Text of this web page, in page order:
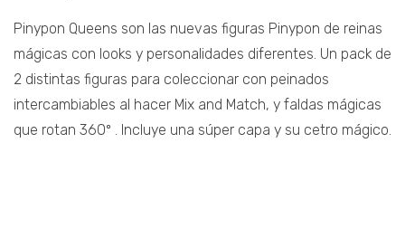
Pinypon Queens son las nuevas figuras Pinypon de reinas
mágicas con looks y personalidades diferentes. Un pack de
2 distintas figuras para coleccionar con peinados
intercambiables al hacer Mix and Match, y faldas mágicas
que rotan 360º . Incluye una súper capa y su cetro mágico.